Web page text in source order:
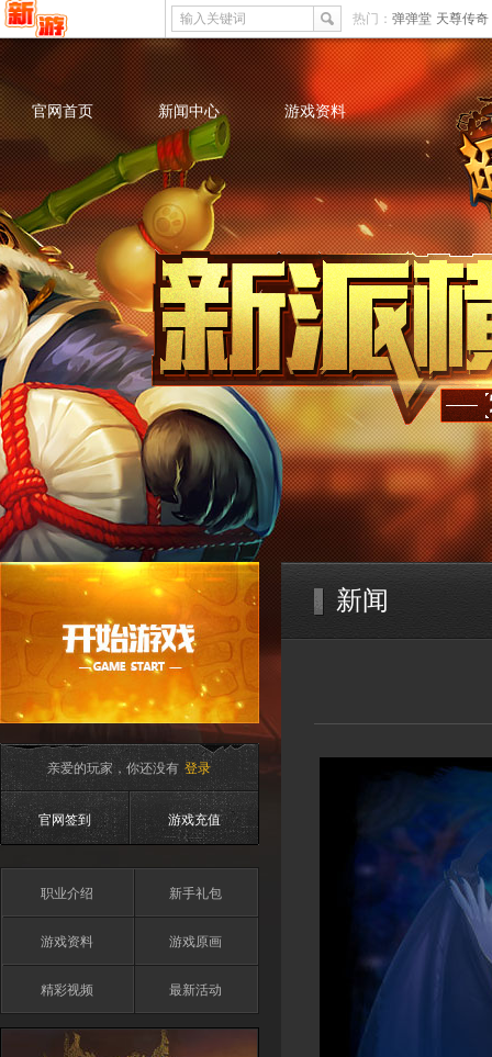
输入关键词 热门： 弹弹堂 天尊传奇
官网首页 新闻中心 游戏资料
亲爱的玩家，你还没有 登录
官网签到 游戏充值
职业介绍 新手礼包
游戏资料 游戏原画
精彩视频 最新活动
新闻